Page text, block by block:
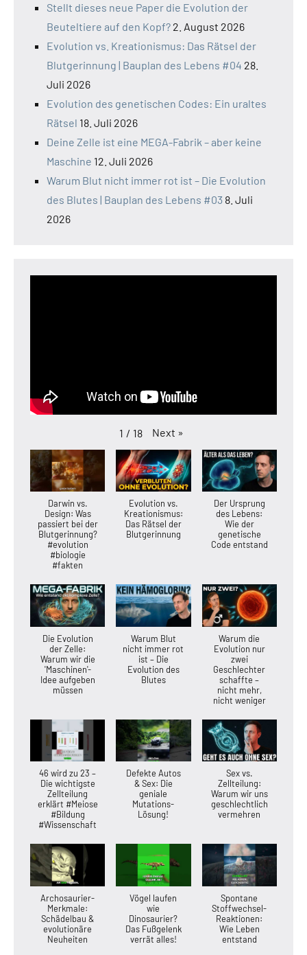
Stellt dieses neue Paper die Evolution der
Beuteltiere auf den Kopf? 2. August 2026
Evolution vs. Kreationismus: Das Rätsel der
Blutgerinnung | Bauplan des Lebens #04 28.
Juli 2026
Evolution des genetischen Codes: Ein uraltes
Rätsel 18. Juli 2026
Deine Zelle ist eine MEGA-Fabrik – aber keine
Maschine 12. Juli 2026
Warum Blut nicht immer rot ist – Die Evolution
des Blutes | Bauplan des Lebens #03 8. Juli
2026
1 / 18 Next »
Darwin vs.
Design: Was
passiert bei der
Blutgerinnung?
#evolution
#biologie
#fakten
Evolution vs.
Kreationismus:
Das Rätsel der
Blutgerinnung
Der Ursprung
des Lebens:
Wie der
genetische
Code entstand
Die Evolution
der Zelle:
Warum wir die
'Maschinen'-
Idee aufgeben
müssen
Warum Blut
nicht immer rot
ist – Die
Evolution des
Blutes
Warum die
Evolution nur
zwei
Geschlechter
schaffte –
nicht mehr,
nicht weniger
46 wird zu 23 –
Die wichtigste
Zellteilung
erklärt #Meiose
#Bildung
#Wissenschaft
Defekte Autos
& Sex: Die
geniale
Mutations-
Lösung!
Sex vs.
Zellteilung:
Warum wir uns
geschlechtlich
vermehren
Archosaurier-
Merkmale:
Schädelbau &
evolutionäre
Neuheiten
Vögel laufen
wie
Dinosaurier?
Das Fußgelenk
verrät alles!
Spontane
Stoffwechsel-
Reaktionen:
Wie Leben
entstand